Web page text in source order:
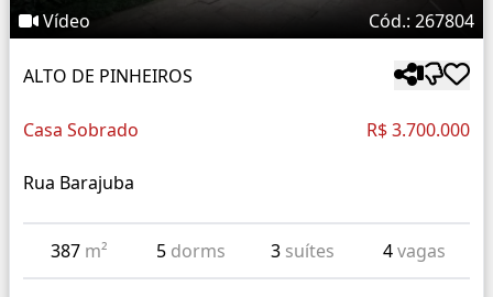
Vídeo Cód.: 267804
ALTO DE PINHEIROS
Casa Sobrado R$ 3.700.000
Rua Barajuba
387 m² 5 dorms 3 suítes 4vagas